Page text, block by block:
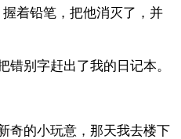
着铅笔，把他消灭了，并
错别字赶出了我的日记本。
奇的小玩意，那天我去楼下